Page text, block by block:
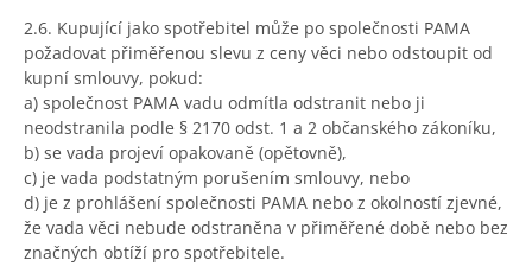
2.6. Kupující jako spotřebitel může po společnosti PAMA
požadovat přiměřenou slevu z ceny věci nebo odstoupit od
kupní smlouvy, pokud:
a) společnost PAMA vadu odmítla odstranit nebo ji
neodstranila podle § 2170 odst. 1 a 2 občanského zákoníku,
b) se vada projeví opakovaně (opětovně),
c) je vada podstatným porušením smlouvy, nebo
d) je z prohlášení společnosti PAMA nebo z okolností zjevné,
že vada věci nebude odstraněna v přiměřené době nebo bez
značných obtíží pro spotřebitele.